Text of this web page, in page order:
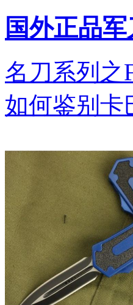
国外正品军
名刀系列之
如何鉴别卡